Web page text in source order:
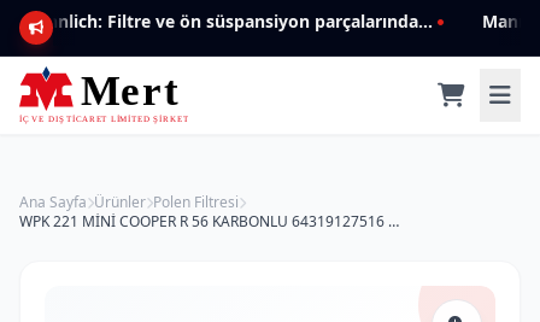
Mannlich: Filtre ve ön süspansiyon parçalarında genişleyen ürün yelpazesiyle kalite ve güven.
Ana Sayfa Ürünler Polen Filtresi
WPK 221 MİNİ COOPER R 56 KARBONLU 64319127516 Polen Filtresi